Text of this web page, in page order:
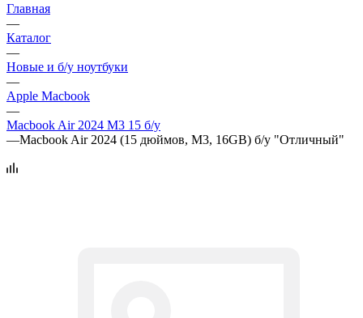
Главная
—
Каталог
—
Новые и б/у ноутбуки
—
Apple Macbook
—
Macbook Air 2024 M3 15 б/у
—Macbook Air 2024 (15 дюймов, M3, 16GB) б/у "Отличный"